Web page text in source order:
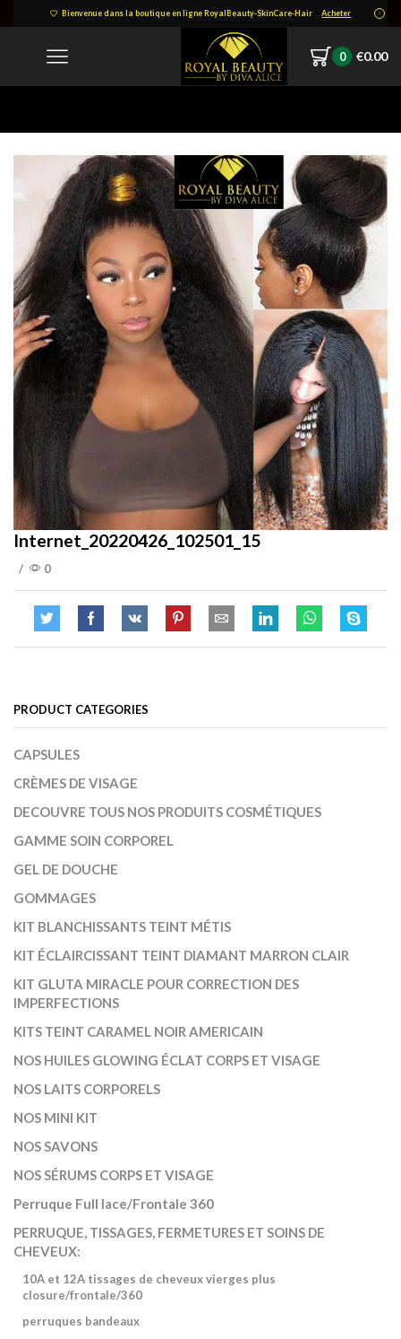
Bienvenue dans la boutique en ligne RoyalBeauty-SkinCare-Hair Acheter
0 €0.00
Internet_20220426_102501_15
/ 0
PRODUCT CATEGORIES
CAPSULES
CRÈMES DE VISAGE
DECOUVRE TOUS NOS PRODUITS COSMÉTIQUES
GAMME SOIN CORPOREL
GEL DE DOUCHE
GOMMAGES
KIT BLANCHISSANTS TEINT MÉTIS
KIT ÉCLAIRCISSANT TEINT DIAMANT MARRON CLAIR
KIT GLUTA MIRACLE POUR CORRECTION DES
IMPERFECTIONS
KITS TEINT CARAMEL NOIR AMERICAIN
NOS HUILES GLOWING ÉCLAT CORPS ET VISAGE
NOS LAITS CORPORELS
NOS MINI KIT
NOS SAVONS
NOS SÉRUMS CORPS ET VISAGE
Perruque Full lace/Frontale 360
PERRUQUE, TISSAGES, FERMETURES ET SOINS DE
CHEVEUX:
10A et 12A tissages de cheveux vierges plus
closure/frontale/360
perruques bandeaux